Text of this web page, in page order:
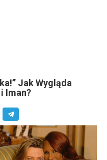
Jak Wygląda
Iman?